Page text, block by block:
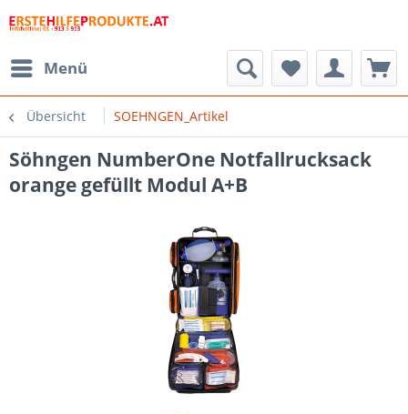
Menü
Übersicht SOEHNGEN_Artikel
Söhngen NumberOne Notfallrucksack
orange gefüllt Modul A+B